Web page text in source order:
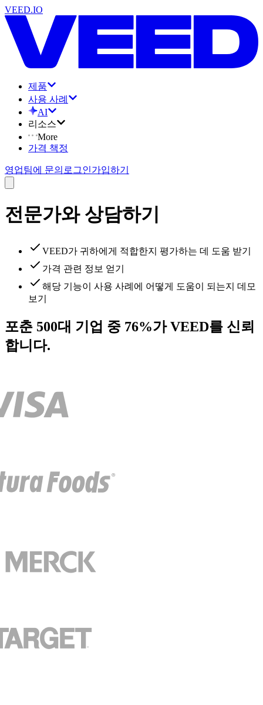
VEED.IO
제품
사용 사례
AI
리소스
More
가격 책정
영업팀에 문의 로그인가입하기
전문가와 상담하기
VEED가 귀하에게 적합한지 평가하는 데 도움 받기
가격 관련 정보 얻기
해당 기능이 사용 사례에 어떻게 도움이 되는지 데모
보기
포춘 500대 기업 중 76%가 VEED를 신뢰
합니다.